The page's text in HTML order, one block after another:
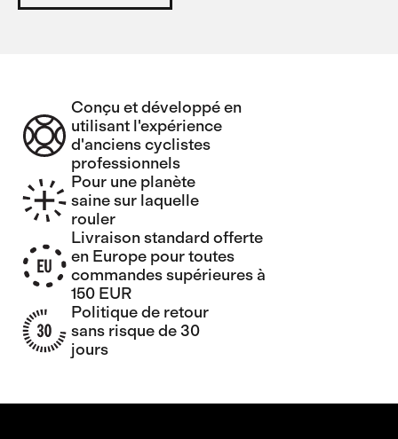
Conçu et développé en
utilisant l'expérience
d'anciens cyclistes
professionnels
Pour une planète
saine sur laquelle
rouler
Livraison standard offerte
en Europe pour toutes
commandes supérieures à
150 EUR
Politique de retour
sans risque de 30
jours